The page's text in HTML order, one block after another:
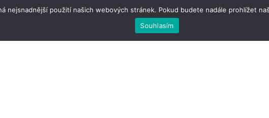
nejsnadnější použití našich webových stránek. Pokud budete nadále prohlížet
Souhlasím